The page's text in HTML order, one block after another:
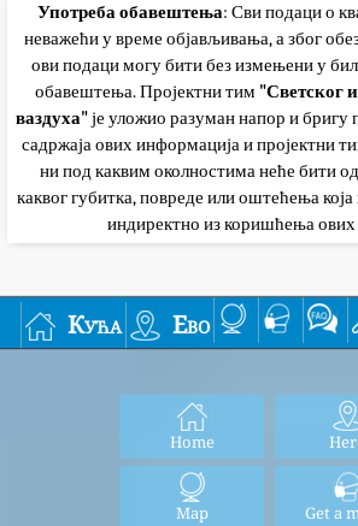
Употреба обавештења: Сви подаци о
неважећи у време објављивања, а због
ови подаци могу бити без измењени у
обавештења. Пројектни тим "Светског
ваздуха"је уложио разуман напор и
садржаја ових информација и пројектни
ни под каквим околностима неће бити
каквог губитка, повреде или оштећења
индиректно из коришћења ових
Кућа Ево
Home
Map Get a